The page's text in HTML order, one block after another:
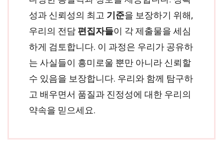
성과 신뢰성의 최고 기준을 보장하기 위해,
우리의 전담 편집자들이 각 제출물을 세심
하게 검토합니다. 이 과정은 우리가 공유하
는 사실들이 흥미로울 뿐만 아니라 신뢰할
수 있음을 보장합니다. 우리와 함께 탐구하
고 배우면서 품질과 진정성에 대한 우리의
약속을 믿으세요.